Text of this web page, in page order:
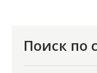
Поиск по